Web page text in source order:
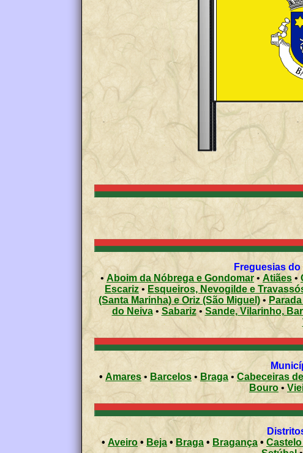
Freguesias
• Aboim da Nóbrega e Gondomar • Atiães •
Escariz • Esqueiros, Nevogilde e
(Santa Marinha) e Oriz (São Miguel)•
do Neiva• Sabariz• Sande, Vilarinho,
• Amares• Barcelos• Braga • Cabeceiras
Bouro •
• Aveiro• Beja • Braga • Bragança•